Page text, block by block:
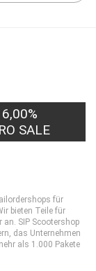
6,00%
SALE
für
bieten Teile für
SIP Scootershop
das Unternehmen
als 1.000 Pakete